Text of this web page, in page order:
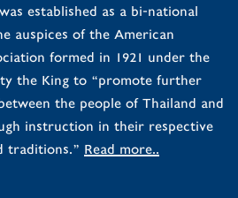
established as a bi-national
auspices of the American
formed in 1921 under the
the King to “promote further
the people of Thailand and
instruction in their respective
traditions.” Read more..